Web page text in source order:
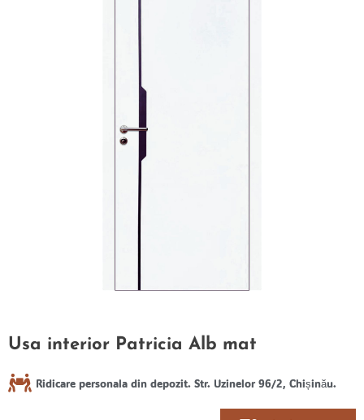
Usa interior Patricia Alb mat
Ridicare personala din depozit. Str. Uzinelor 96/2, Chișinău.